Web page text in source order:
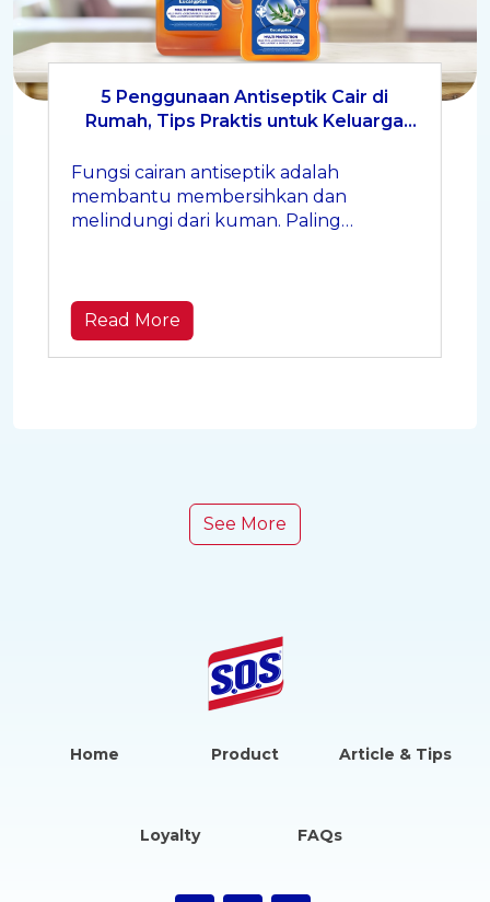
5 Penggunaan Antiseptik Cair di
Rumah, Tips Praktis untuk Keluarga
Fungsi cairan antiseptik adalah
membantu membersihkan dan
melindungi dari kuman. Paling
Read More
See More
Home Product Article & Tips
Loyalty FAQs